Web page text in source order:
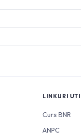
LINKURI
Curs BNR
ANPC